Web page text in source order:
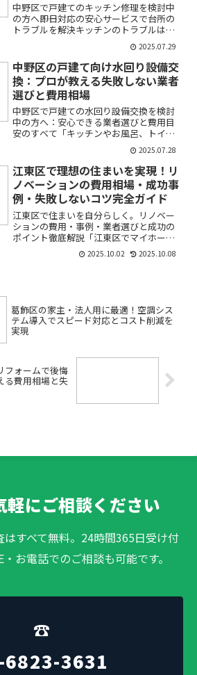
中野区で戸建てのキッチン修理を検討中
の方へ――即日対応の安心サービスで台所の
トラブルを解決キッチンのトラブルは、
毎日の暮らしに大きな影響を与えます。
「水漏れが止まらない」「排水口から異
臭がする」「蛇口が壊れて使えない」――そ
んな急なトラブル...
2025.07.29
中野区の戸建て向け水回り設備交
換：プロが教える失敗しない業者
選びと費用相場
中野区で戸建ての水回り設備交換を検討
中の方へ：安心できる業者選びと費用目
安のすべて「キッチンやお風呂、トイレ
の使い勝手が悪くなってきた…」「水回
りリフォームって高そうだし、信頼でき
る業者の選び方も分からない」——そん
なお悩みはありませんか？...
2025.07.28
江東区で理想の住まいを実現！リ
ノベーションの費用相場・成功事
例・失敗しないコツ完全ガイド
江東区で住まいを自分らしく。リノベー
ションの費用・事例・業者選びと成功の
ポイント徹底解説「江東区でマイホーム
をもっと快適にしたい」「中古マンショ
ンを購入して、自分好みにリノベーショ
2025.10.02 2025.10.08
葛飾区の家主・法人用に最適！空調シス
テム導入でスピード対応とコスト削減を
実現
フォームで後悔
る費用相場と失
軽にご相談ください
すべて無料。24時間365日受け付
お電話でのご相談も可能です。
☎
6823-3631